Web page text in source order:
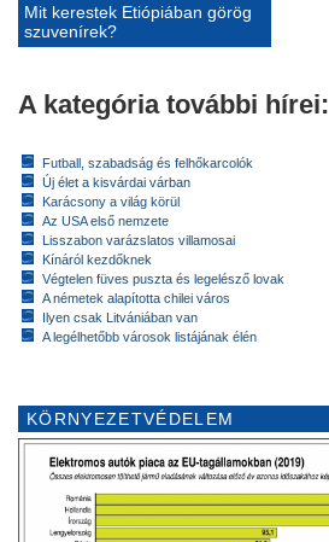
Mit kerestek Etiópiában görög
szuvenírek?
A kategória további hírei:
Futball, szabadság és felhőkarcolók
Új élet a kisvárdai várban
Karácsony a világ körül
Az USA első nemzete
Lisszabon varázslatos villamosai
Kínáról kezdőknek
Végtelen füves puszta és legelésző lovak
A németek alapította chilei város
Ilyen csak Litvániában van
A legélhetőbb városok listájának élén
KÖRNYEZETVÉDELEM